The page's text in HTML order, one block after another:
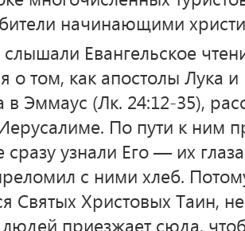
начинающими
Евангельское
о том, как апостолы Лука
в Эммаус (Лк. 24:12-35),
По пути к ним
сразу узнали Его — их
с ними хлеб.
Святых Христовых Таин,
приезжает сюда,